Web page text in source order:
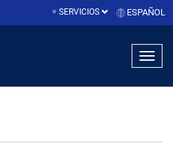
SERVICIOS ESPAÑOL